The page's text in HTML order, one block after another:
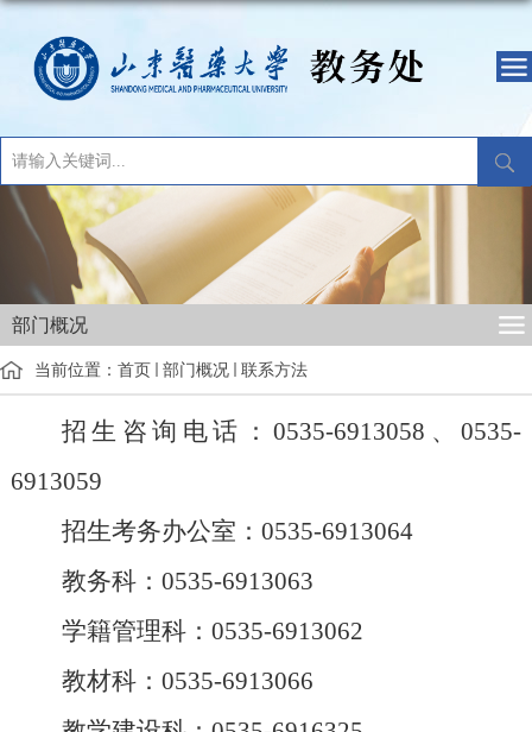
部门概况
当前位置： 首页 部门概况 联系方法
招生咨询电话：0535-6913058、0535-
6913059
招生考务办公室： 0535-6913064
教务科： 0535-6913063
学籍管理科： 0535-6913062
教材科： 0535-6913066